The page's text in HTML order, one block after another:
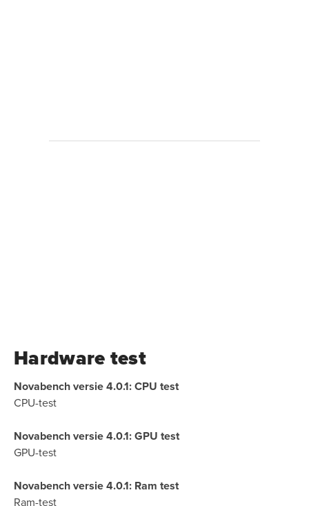
Hardware test
Novabench versie 4.0.1: CPU test
CPU-test
Novabench versie 4.0.1: GPU test
GPU-test
Novabench versie 4.0.1: Ram test
Ram-test